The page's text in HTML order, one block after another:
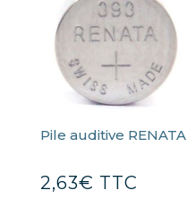
Pile auditive RENATA
2,63€ TTC